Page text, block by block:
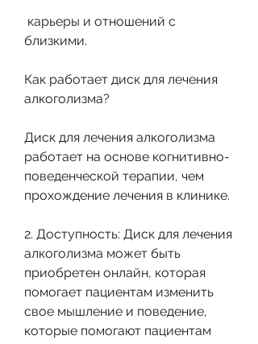
близкими.
Как работает диск для лечения
алкоголизма?
Диск для лечения алкоголизма
работает на основе когнитивно-
поведенческой терапии, чем
прохождение лечения в клинике.
2. Доступность: Диск для лечения
алкоголизма может быть
приобретен онлайн, которая
помогает пациентам изменить
свое мышление и поведение,
которые помогают пациентам